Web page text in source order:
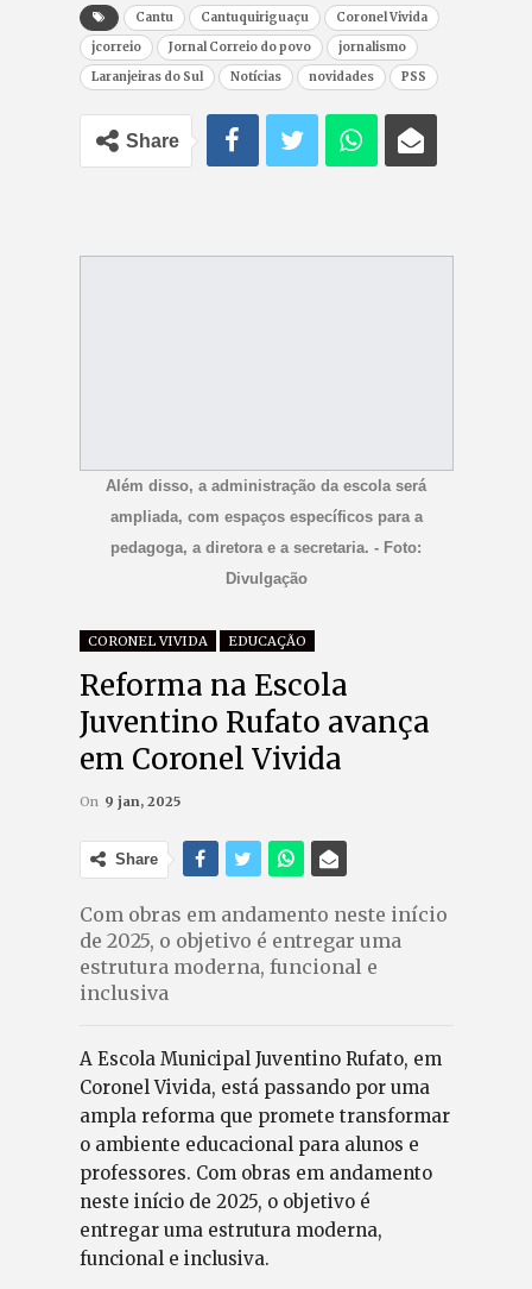
Cantu Cantuquiriguaçu
Coronel Vivida
jcorreio
Jornal Correio do povo
jornalismo
Laranjeiras do Sul
Notícias novidades PSS
Share
Além disso, a administração da escola será
ampliada, com espaços específicos para a
pedagoga, a diretora e a secretaria. - Foto:
Divulgação
CORONEL VIVIDA EDUCAÇÃO
Reforma na Escola
Juventino Rufato avança
em Coronel Vivida
On 9 jan, 2025
Share
Com obras em andamento neste início
de 2025, o objetivo é entregar uma
estrutura moderna, funcional e
inclusiva
A Escola Municipal Juventino Rufato, em
Coronel Vivida, está passando por uma
ampla reforma que promete transformar
o ambiente educacional para alunos e
professores. Com obras em andamento
neste início de 2025, o objetivo é
entregar uma estrutura moderna,
funcional e inclusiva.